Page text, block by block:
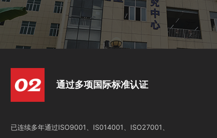
通过多项国际标准认证
已连续多年通过ISO9001、IS014001、ISO27001、